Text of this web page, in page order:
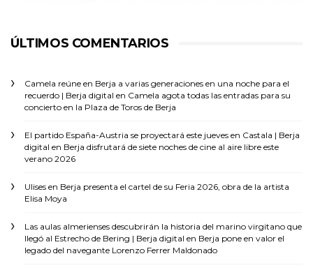
ÚLTIMOS COMENTARIOS
Camela reúne en Berja a varias generaciones en una noche para el
recuerdo | Berja digital en Camela agota todas las entradas para su
concierto en la Plaza de Toros de Berja
El partido España-Austria se proyectará este jueves en Castala | Berja
digital en Berja disfrutará de siete noches de cine al aire libre este
verano 2026
Ulises en Berja presenta el cartel de su Feria 2026, obra de la artista
Elisa Moya
Las aulas almerienses descubrirán la historia del marino virgitano que
llegó al Estrecho de Bering | Berja digital en Berja pone en valor el
legado del navegante Lorenzo Ferrer Maldonado